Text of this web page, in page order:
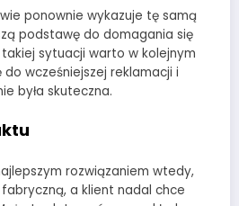
ponownie wykazuje tę samą
podstawę do domagania się
sytuacji warto w kolejnym
do wcześniejszej reklamacji i
była skuteczna.
rozwiązaniem wtedy,
a klient nadal chce